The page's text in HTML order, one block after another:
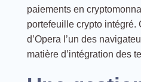
paiements en
portefeuille crypto intégré.
d’Opera l’un des
matière d’intégration des